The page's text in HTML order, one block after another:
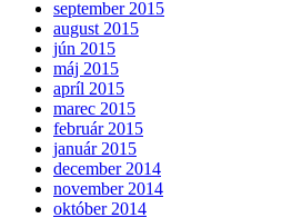
september 2015
august 2015
jún 2015
máj 2015
apríl 2015
marec 2015
február 2015
január 2015
december 2014
november 2014
október 2014